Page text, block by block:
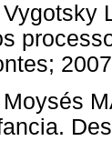
Moysés